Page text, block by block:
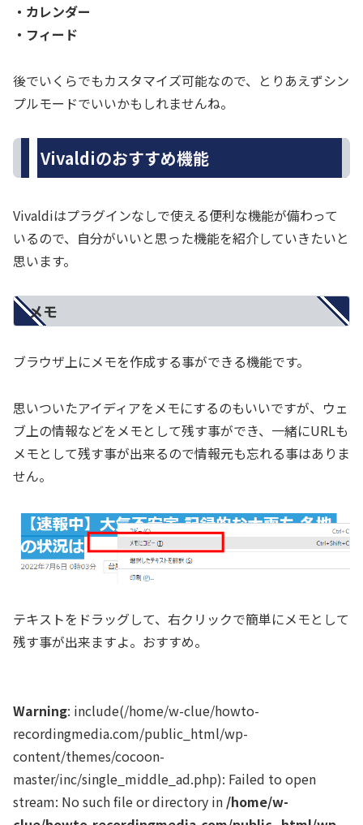
・カレンダー
・フィード
後でいくらでもカスタマイズ可能なので、とりあえずシン
プルモードでいいかもしれませんね。
Vivaldiのおすすめ機能
Vivaldiはプラグインなしで使える便利な機能が備わって
いるので、自分がいいと思った機能を紹介していきたいと
思います。
メモ
ブラウザ上にメモを作成する事ができる機能です。
思いついたアイディアをメモにするのもいいですが、ウェ
ブ上の情報などをメモとして残す事ができ、一緒にURLも
メモとして残す事が出来るので情報元も忘れる事はありま
せん。
テキストをドラッグして、右クリックで簡単にメモとして
残す事が出来ますよ。おすすめ。
Warning: include(/home/w-clue/howto-
recordingmedia.com/public_html/wp-
content/themes/cocoon-
master/inc/single_middle_ad.php): Failed to open
stream: No such file or directory in /home/w-